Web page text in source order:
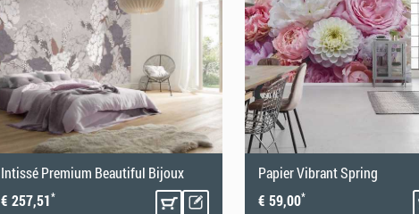
Intissé Premium Beautiful Bijoux
€ 257,51*
Papier Vibrant Spring
€ 59,00*